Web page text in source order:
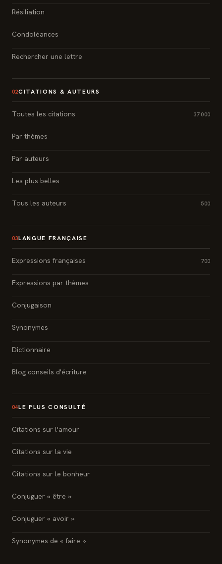
Résiliation
Condoléances
Rechercher une lettre
02CITATIONS & AUTEURS
Toutes les citations 37 000
Par thèmes
Par auteurs
Les plus belles
Tous les auteurs 500
03LANGUE FRANÇAISE
Expressions françaises 700
Expressions par thèmes
Conjugaison
Synonymes
Dictionnaire
Blog conseils d'écriture
04LE PLUS CONSULTÉ
Citations sur l'amour
Citations sur la vie
Citations sur le bonheur
Conjuguer « être »
Conjuguer « avoir »
Synonymes de « faire »